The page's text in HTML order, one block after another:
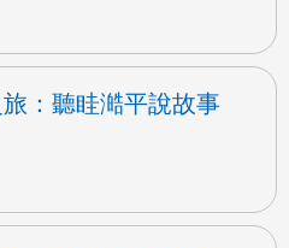
：聽眭澔平說故事